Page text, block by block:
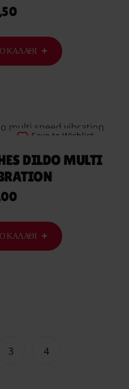
ΚΑΛΆΘΙ
Save to Wishlist
DILDO MULTI
ΚΑΛΆΘΙ
3 4